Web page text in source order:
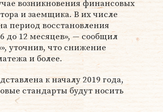
возникновения финансовых
и заемщика. В их числе
период восстановления
до 12 месяцев», — сообщил
уточнив, что снижение
и более.
к началу 2019 года,
стандарты будут носить